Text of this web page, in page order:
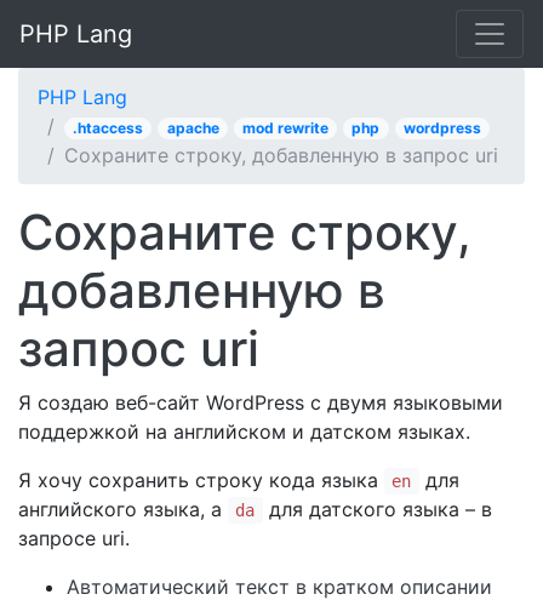
PHP Lang
PHP Lang
.htaccess apache mod rewrite php wordpress
Сохраните строку, добавленную в запрос uri
Сохраните строку,
добавленную в
запрос uri
Я создаю веб-сайт WordPress с двумя языковыми
поддержкой на английском и датском языках.
Я хочу сохранить строку кода языка
en
для
английского языка, а
da
для датского языка – в
запросе uri.
Автоматический текст в кратком описании